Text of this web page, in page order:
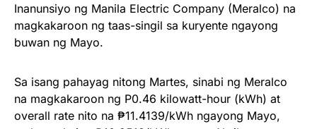
Inanunsiyo ng Manila Electric Company (Meralco) na
magkakaroon ng taas-singil sa kuryente ngayong
buwan ng Mayo.
Sa isang pahayag nitong Martes, sinabi ng Meralco
na magkakaroon ng P0.46 kilowatt-hour (kWh) at
overall rate nito na ₱11.4139/kWh ngayong Mayo,